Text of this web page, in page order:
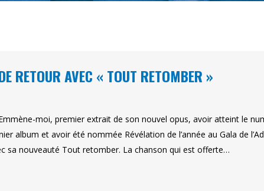
RETOUR AVEC « TOUT RETOMBER »
moi, premier extrait de son nouvel opus, avoir atteint le
album et avoir été nommée Révélation de l’année au Gala de
sa nouveauté Tout retomber. La chanson qui est offerte…